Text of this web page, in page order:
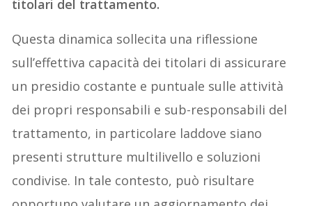
titolari del trattamento.
Questa dinamica sollecita una riflessione
sull’effettiva capacità dei titolari di assicurare
un presidio costante e puntuale sulle attività
dei propri responsabili e sub-responsabili del
trattamento, in particolare laddove siano
presenti strutture multilivello e soluzioni
condivise. In tale contesto, può risultare